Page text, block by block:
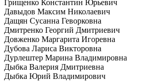
Грищенко Константин Юрьевич
Давыдов Максим Николаевич
Дащян Сусанна Геворковна
Дмитренко Георгий Дмитриевич
Довженко Маргарита Игоревна
Дубова Лариса Викторовна
Дурлештер Марина Владимировна
Дыбка Валерия Дмитриевна
Дыбка Юрий Владимирович